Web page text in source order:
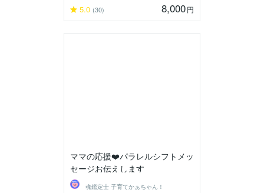
5.0 (30) 8,000円
ママの応援❤️パラレルシフトメッ
セージお伝えします
魂鑑定士 子育てかぁちゃん！